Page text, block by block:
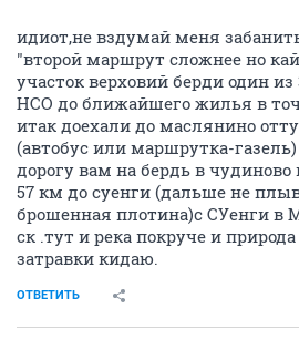
идиот,не вздумай меня
"второй маршрут сложнее но
участок верховий берди один
НСО до ближайшего жилья в
итак доехали до маслянино
(автобус или маршрутка-
дорогу вам на бердь в
57 км до суенги (дальше не
брошенная плотина)с СУенги в
ск .тут и река покруче и
затравки кидаю.
ОТВЕТИТЬ